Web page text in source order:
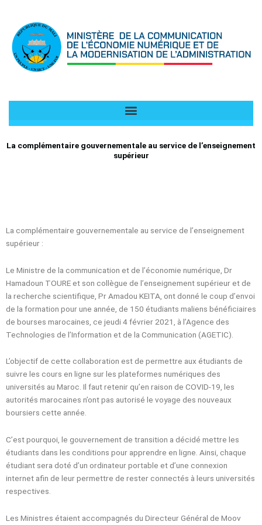
contenu
La complémentaire gouvernementale au service de l’enseignement
supérieur
La complémentaire gouvernementale au service de l’enseignement
supérieur :
Le Ministre de la communication et de l’économie numérique, Dr
Hamadoun TOURE et son collègue de l’enseignement supérieur et de
la recherche scientifique, Pr Amadou KEITA, ont donné le coup d’envoi
de la formation pour une année, de 150 étudiants maliens bénéficiaires
de bourses marocaines, ce jeudi 4 février 2021, à l’Agence des
Technologies de l’Information et de la Communication (AGETIC).
L’objectif de cette collaboration est de permettre aux étudiants de
suivre les cours en ligne sur les plateformes numériques des
universités au Maroc. Il faut retenir qu’en raison de COVID-19, les
autorités marocaines n’ont pas autorisé le voyage des nouveaux
boursiers cette année.
C’est pourquoi, le gouvernement de transition a décidé mettre les
étudiants dans les conditions pour apprendre en ligne. Ainsi, chaque
étudiant sera doté d’un ordinateur portable et d’une connexion
internet afin de leur permettre de rester connectés à leurs universités
respectives.
Les Ministres étaient accompagnés du Directeur Général de Moov